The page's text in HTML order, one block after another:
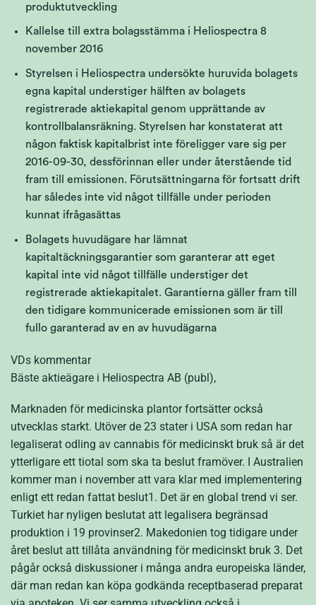
produktutveckling
Kallelse till extra bolagsstämma i Heliospectra 8
november 2016
Styrelsen i Heliospectra undersökte huruvida bolagets
egna kapital understiger hälften av bolagets
registrerade aktiekapital genom upprättande av
kontrollbalansräkning. Styrelsen har konstaterat att
någon faktisk kapitalbrist inte föreligger vare sig per
2016-09-30, dessförinnan eller under återstående tid
fram till emissionen. Förutsättningarna för fortsatt drift
har således inte vid något tillfälle under perioden
kunnat ifrågasättas
Bolagets huvudägare har lämnat
kapitaltäckningsgarantier som garanterar att eget
kapital inte vid något tillfälle understiger det
registrerade aktiekapitalet. Garantierna gäller fram till
den tidigare kommunicerade emissionen som är till
fullo garanterad av en av huvudägarna
VDs kommentar
Bäste aktieägare i Heliospectra AB (publ),
Marknaden för medicinska plantor fortsätter också
utvecklas starkt. Utöver de 23 stater i USA som redan har
legaliserat odling av cannabis för medicinskt bruk så är det
ytterligare ett tiotal som ska ta beslut framöver. I Australien
kommer man i november att vara klar med implementering
enligt ett redan fattat beslut1 . Det är en global trend vi ser.
Turkiet har nyligen beslutat att legalisera begränsad
produktion i 19 provinser2. Makedonien tog tidigare under
året beslut att tillåta användning för medicinskt bruk 3. Det
pågår också diskussioner i många andra europeiska länder,
där man redan kan köpa godkända receptbaserad preparat